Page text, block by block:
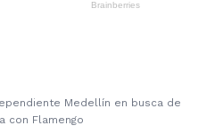
Medellín en busca de
con Flamengo